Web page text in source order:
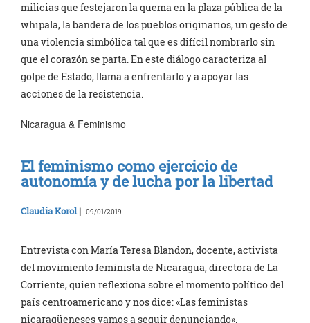
milicias que festejaron la quema en la plaza pública de la
whipala, la bandera de los pueblos originarios, un gesto de
una violencia simbólica tal que es difícil nombrarlo sin
que el corazón se parta. En este diálogo caracteriza al
golpe de Estado, llama a enfrentarlo y a apoyar las
acciones de la resistencia.
Nicaragua & Feminismo
El feminismo como ejercicio de
autonomía y de lucha por la libertad
Claudia Korol | 09/01/2019
Entrevista con María Teresa Blandon, docente, activista
del movimiento feminista de Nicaragua, directora de La
Corriente, quien reflexiona sobre el momento político del
país centroamericano y nos dice: «Las feministas
nicaragüeneses vamos a seguir denunciando».